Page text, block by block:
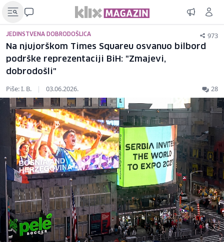
JEDINSTVENA DOBRODOŠLICA 973
Na njujorškom Times Squareu osvanuo bilbord
podrške reprezentaciji BiH: "Zmajevi,
dobrodošli"
Piše: I. B. | 03.06.2026. 28